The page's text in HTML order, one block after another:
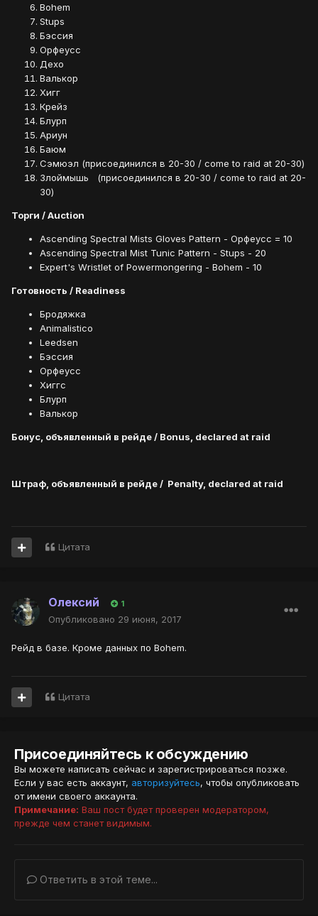
Bohem
Stups
Бэссия
Орфеусс
Дехо
Валькор
Хигг
Крейз
Блурп
Ариун
Баюм
Сэмюэл (присоединился в 20-30 / come to raid at 20-30)
Злоймышь (присоединился в 20-30 / come to raid at 20-
30)
Торги / Аuction
Ascending Spectral Mists Gloves Pattern - Орфеусс = 10
Ascending Spectral Mist Tunic Pattern - Stups - 20
Expert's Wristlet of Powermongering - Bohem - 10
Готовность / Readiness
Бродяжка
Animalistico
Leedsen
Бэссия
Орфеусс
Хиггс
Блурп
Валькор
Бонус, объявленный в рейде / Bonus, declared at raid
Штраф, объявленный в рейде / Penalty, declared at raid
Цитата
Олексий 1
Опубликовано 29 июня, 2017
Рейд в базе. Кроме данных по Bohem.
Цитата
Присоединяйтесь к обсуждению
Вы можете написать сейчас и зарегистрироваться позже.
Если у вас есть аккаунт, авторизуйтесь, чтобы опубликовать
от имени своего аккаунта.
Примечание: Ваш пост будет проверен модератором,
прежде чем станет видимым.
Ответить в этой теме...